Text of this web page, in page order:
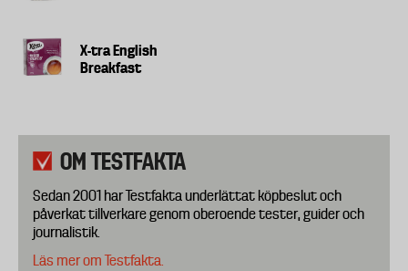
X-tra English
Breakfast
OM TESTFAKTA
Sedan 2001 har Testfakta underlättat köpbeslut och
påverkat tillverkare genom oberoende tester, guider och
journalistik.
Läs mer om Testfakta.